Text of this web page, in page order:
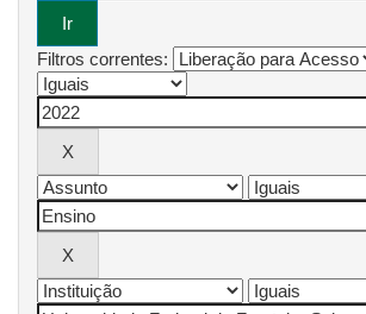
Filtros correntes: